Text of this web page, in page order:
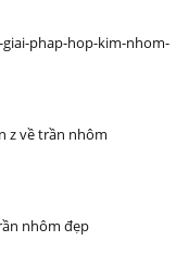
phap-hop-kim-nhom-
z về trần nhôm
nhôm đẹp